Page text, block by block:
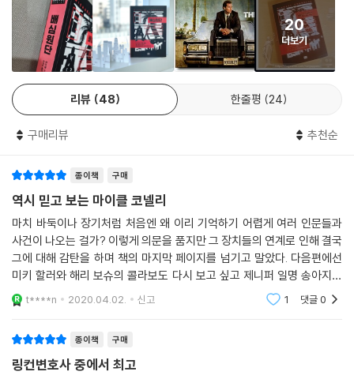
새 출발 하겠다며 떠나놓고 이름만 바꾼 채 여전히 성매매를 하며 지낸 그
녀에게 미키는 배신감을 느낀다.
그런 배신감도 잠시, 미키는 그녀가 왜 자신에게까지 근황을 숨겼는지 궁
금해진다. 게다가 피의자 포주는 피해자가 생전에 “무슨 일이 생기면 당신
이 도와줄 거랬어요”라고 말한 적이 있음을 미키에게 알려준다. 미키에게
여자에게 일어난 비극의 진상을 밝히는 일이 되어버린다. 살아 있는 의뢰
피의자와 피해자를 동시에 구하기 위해 사건의 틀을 뒤집는 미키의 절묘한
변론이 이제 막 시작된다. 「백분토론」의 하이라이트처럼 반론의 반론을 거
듭하는 재치 있고 재빠른 미키의 변론 퍼포먼스가 기다리고 있다. 소설의
중간부터는, 당신은 미키와 완전히 한편이 되고 말 것이다.
“나를 따라다니며 괴롭히는 단죄의 신들,
나는 그들과 함께 하루하루를 살아간다.”
마이클 코넬리가 묻는 ‘정의란 무엇인가?’
이 소설은 결국 ‘정의란 무엇인가’ 같은 보편적 질문을 던지는 이야기다. 미
키 할러가 “정의를 실현하기 위하여”를 외치며 사무실 직원들과 건배하는
20
더보기
리뷰 48 한줄평 24
구매리뷰 추천순
종이책 구매
역시 믿고 보는 마이클 코넬리
마치 바둑이나 장기처럼 처음엔 왜 이리 기억하기 어렵게 여러 인문들과
사건이 나오는 걸가? 이렇게 의문을 품지만 그 장치들의 연계로 인해 결국
그에 대해 감탄을 하며 책의 마지막 페이지를 넘기고 말았다. 다음편에선
미키 할러와 해리 보슈의 콜라보도 다시 보고 싶고 제니퍼 일명 송아지의
성장기를 담은 외전도 기대되고 암튼 지금처럼 계속해서 열심히 양질의 작
품활동을 바랄
t****n 2020.04.02. 신고 1 댓글0
종이책 구매
링컨변호사 중에서 최고